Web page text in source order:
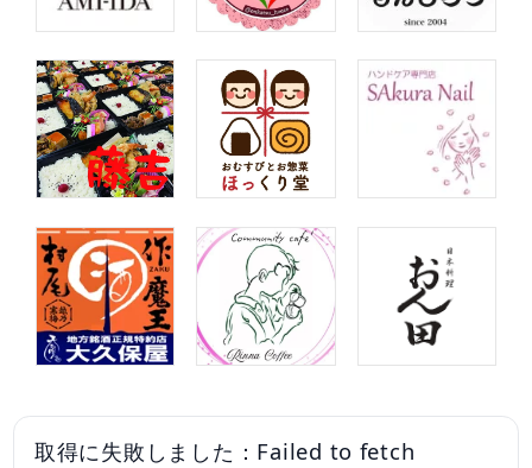
取得に失敗しました：Failed to fetch